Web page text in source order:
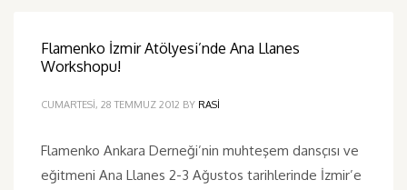
Flamenko İzmir Atölyesi’nde Ana Llanes
Workshopu!
CUMARTESI, 28 TEMMUZ 2012 BY RASI
Flamenko Ankara Derneği’nin muhteşem dansçısı ve
eğitmeni Ana Llanes 2-3 Ağustos tarihlerinde İzmir’e